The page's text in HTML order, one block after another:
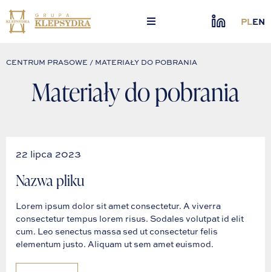
Skip
to
content
PLEN
CENTRUM PRASOWE / MATERIAŁY DO POBRANIA
Materiały do pobrania
22 lipca 2023
Nazwa pliku
Lorem ipsum dolor sit amet consectetur. A viverra
consectetur tempus lorem risus. Sodales volutpat id elit
cum. Leo senectus massa sed ut consectetur felis
elementum justo. Aliquam ut sem amet euismod.